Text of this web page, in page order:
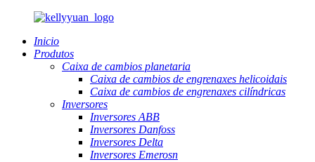
Inicio
Produtos
Caixa de cambios planetaria
Caixa de cambios de engrenaxes helicoidais
Caixa de cambios de engrenaxes cilíndricas
Inversores
Inversores ABB
Inversores Danfoss
Inversores Delta
Inversores Emerosn